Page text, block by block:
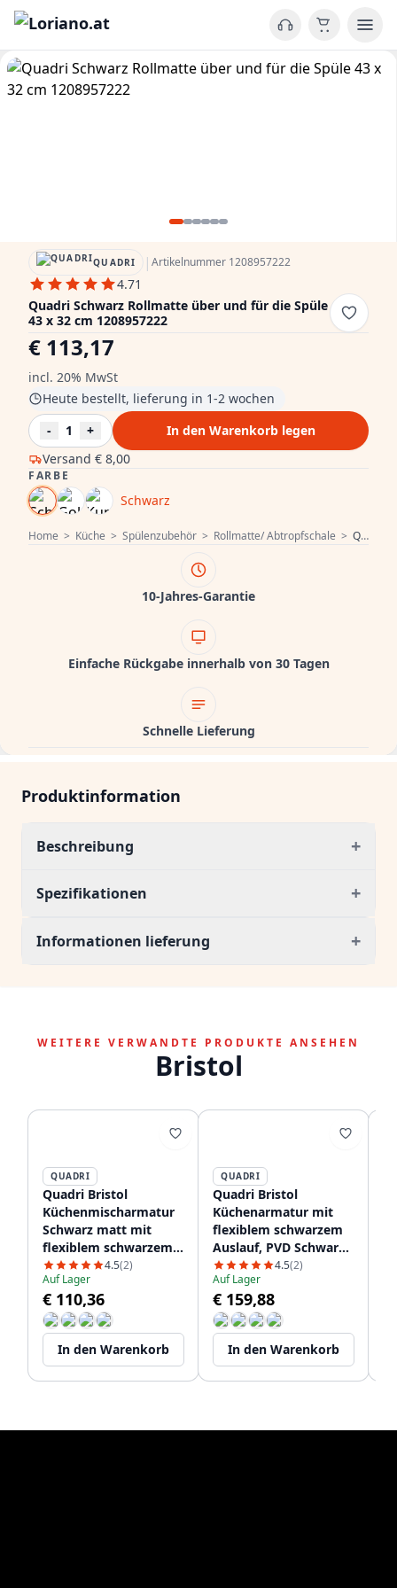
Home > Küche > Spülenzubehör > Rollmatte/ Abtropfschale > Quadri Schwarz Rollmatte über und für die Spüle 43 x 32 cm 1208957222
QUADRI |Artikelnummer 1208957222
4.71
Quadri Schwarz Rollmatte über und für die Spüle
43 x 32 cm 1208957222
€ 113,17
incl. 20% MwSt
Versand € 8,00
Heute bestellt, lieferung in 1-2 wochen
-
1 + In den Warenkorb legen
FARBE
Schwarz
10-Jahres-Garantie
Einfache Rückgabe innerhalb von 30 Tagen
Schnelle Lieferung
Produktinformation
Beschreibung +
Spezifikationen +
Informationen lieferung +
WEITERE VERWANDTE PRODUKTE ANSEHEN
Bristol
QUADRI
Quadri Bristol
Küchenmischarmatur
Schwarz matt mit
flexiblem schwarzem
Auslauf 1208956027
4.5(2)
Auf Lager
€ 110,36
In den Warenkorb
QUADRI
Quadri Bristol
Küchenarmatur mit
flexiblem schwarzem
Auslauf, PVD Schwarz
12089670834.5(2)
Auf Lager
€ 159,88
In den Warenkorb